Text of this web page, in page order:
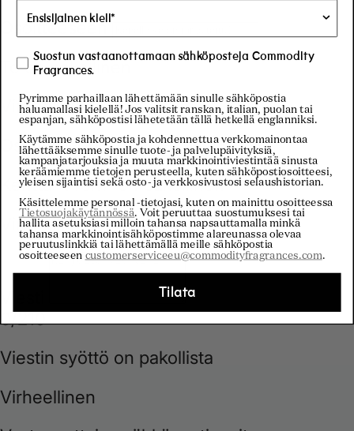
Suostun vastaanottamaan sähköposteja Commodity
Fragrances.
Pyrimme parhaillaan lähettämään sinulle sähköpostia
haluamallasi kielellä! Jos valitsit ranskan, italian, puolan tai
espanjan, sähköpostisi lähetetään tällä hetkellä englanniksi.
Käytämme sähköpostia ja kohdennettua verkkomainontaa
lähettääksemme sinulle tuote- ja palvelupäivityksiä,
kampanjatarjouksia ja muuta markkinointiviestintää sinusta
keräämiemme tietojen perusteella, kuten sähköpostiosoitteesi,
yleisen sijaintisi sekä osto- ja verkkosivustosi selaushistorian.
Käsittelemme personal -tietojasi, kuten on mainittu osoitteessa
Tietosuojakäytännössä. Voit peruuttaa suostumuksesi tai
hallita asetuksiasi milloin tahansa napsauttamalla minkä
tahansa markkinointisähköpostimme alareunassa olevaa
peruutuslinkkiä tai lähettämällä meille sähköpostia
osoitteeseen customerserviceeu@commodityfragrances.com.
Tilata